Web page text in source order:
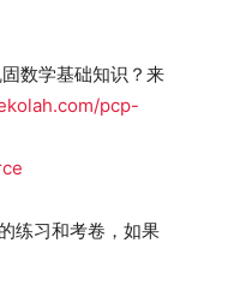
数学基础知识？来
pcp-
练习和考卷，如果